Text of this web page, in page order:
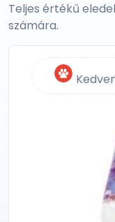
Teljes értékű
számára.